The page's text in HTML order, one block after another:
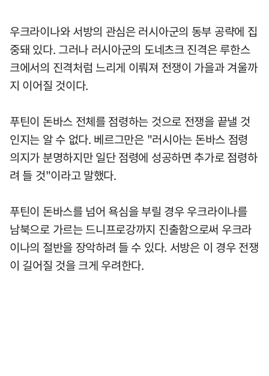
우크라이나와 서방의 관심은 러시아군의 동부 공략에 집
중돼 있다. 그러나 러시아군의 도네츠크 진격은 루한스
크에서의 진격처럼 느리게 이뤄져 전쟁이 가을과 겨울까
지 이어질 것이다.
푸틴이 돈바스 전체를 점령하는 것으로 전쟁을 끝낼 것
인지는 알 수 없다. 베르그만은 "러시아는 돈바스 점령
의지가 분명하지만 일단 점령에 성공하면 추가로 점령하
려 들 것"이라고 말했다.
푸틴이 돈바스를 넘어 욕심을 부릴 경우 우크라이나를
남북으로 가르는 드니프로강까지 진출함으로써 우크라
이나의 절반을 장악하려 들 수 있다. 서방은 이 경우 전쟁
이 길어질 것을 크게 우려한다.